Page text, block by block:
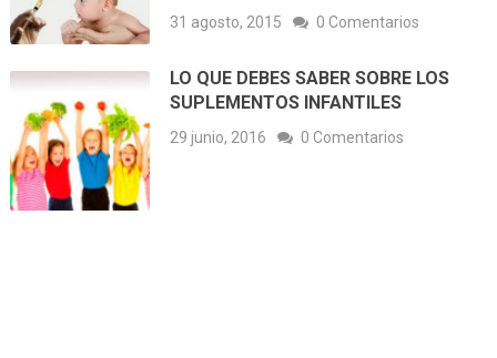
31 agosto, 2015 0 Comentarios
LO QUE DEBES SABER SOBRE LOS
SUPLEMENTOS INFANTILES
29 junio, 2016 0 Comentarios